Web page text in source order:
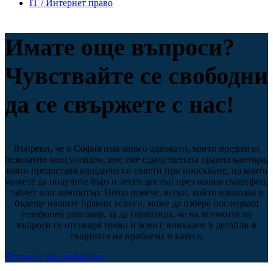
IT / Интернет право
Имате още въпроси?
Чувствайте се свободни
да се свържете с нас!
Въпреки, че в София има много адвокати, които предлагат
безплатни консултации, ние сме единствената правна кантора,
която предоставя юридически съвети при поискване, на които
можете да получите бърз и лесен достъп през вашия смартфон,
таблет или компютър. Нещо повече, всеки, който използва в
бъдеще нашите правни услуги, може да избере последващ
телефонен разговор, за да гарантира, че на всичките му
въпроси се отговаря точно и ясно с вникване в детайли в
същината на проблема и казуса.
Оставете ни съобщение